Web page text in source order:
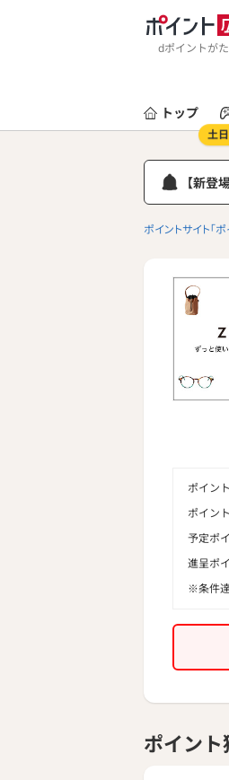
dポイントが
トップ
土
【新登
ポイントサイト「
ポイン
ポイン
予定ポ
進呈ポ
※条件
ポイン